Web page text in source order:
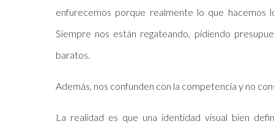
enfurecemos porque realmente lo que hacemos
Siempre nos están regateando, pidiendo
baratos.
Además, nos confunden con la competencia y no
La realidad es que una identidad visual bien